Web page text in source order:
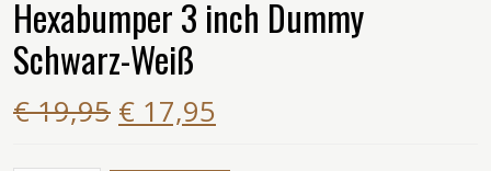
Hexabumper 3 inch Dummy
Schwarz-Weiß
€ 19,95 € 17,95